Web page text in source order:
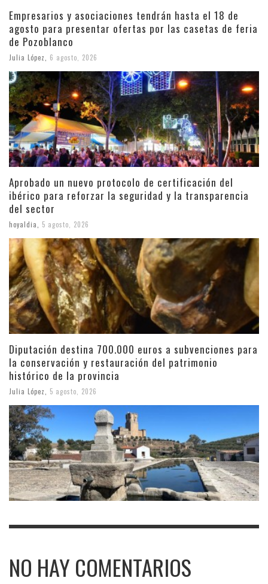
Empresarios y asociaciones tendrán hasta el 18 de
agosto para presentar ofertas por las casetas de feria
de Pozoblanco
Julia López 6 agosto, 2026
Aprobado un nuevo protocolo de certificación del
ibérico para reforzar la seguridad y la transparencia
del sector
hoyaldia 5 agosto, 2026
Diputación destina 700.000 euros a subvenciones para
la conservación y restauración del patrimonio
histórico de la provincia
Julia López 5 agosto, 2026
NO HAY COMENTARIOS